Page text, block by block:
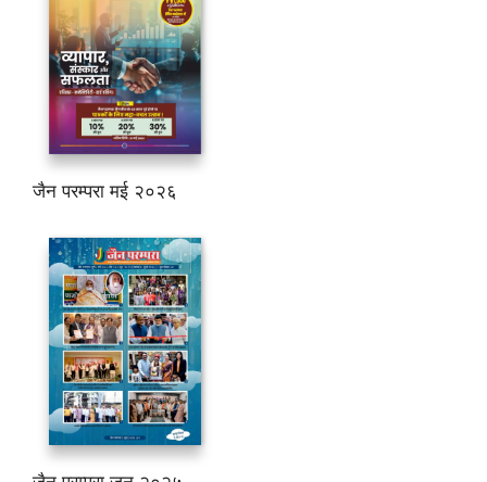
जैन परम्परा मई २०२६